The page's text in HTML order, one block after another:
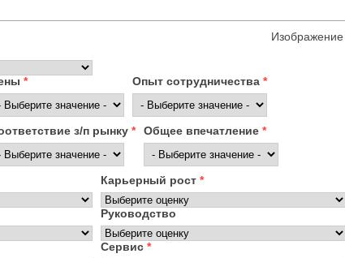
Изображение
* Опыт сотрудничества *
з/п рынку * Общее впечатление *
Карьерный рост *
Руководство
Сервис *